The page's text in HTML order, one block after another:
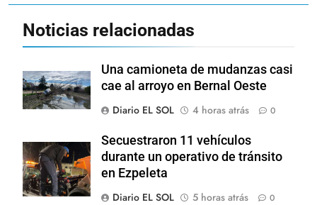
Noticias relacionadas
Una camioneta de mudanzas casi
cae al arroyo en Bernal Oeste
Diario EL SOL
4 horas atrás 0
Secuestraron 11 vehículos
durante un operativo de tránsito
en Ezpeleta
Diario EL SOL
5 horas atrás 0